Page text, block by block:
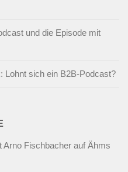
und die Episode mit
Lohnt sich ein B2B-Podcast?
Arno Fischbacher auf Ähms